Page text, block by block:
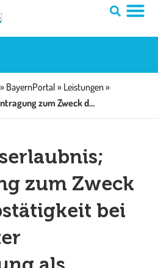
» BayernPortal » Leistungen»
Aufenthaltserlaubnis; Beantragung zum Zweck der Erwerbstätigkeit bei qualifizierter Beschäftigung als Fachkraft mit akademischer Ausbildung
zum Zweck
bei